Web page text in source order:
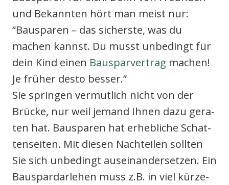
und Bekann­ten hört man meist nur:
“Bau­spa­ren – das sichers­te, was du
machen kannst. Du musst unbe­dingt für
dein Kind einen Bau­spar­ver­trag machen!
Je frü­her des­to bes­ser.”
Sie sprin­gen ver­mut­lich nicht von der
Brü­cke, nur weil jemand Ihnen dazu gera­
ten hat. Bau­spa­ren hat erheb­li­che Schat­
ten­sei­ten. Mit die­sen Nach­tei­len soll­ten
Sie sich unbe­dingt aus­ein­an­der­set­zen. Ein
Bau­spar­dar­le­hen muss z.B. in viel kür­ze­